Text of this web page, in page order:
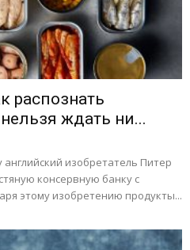
распознать
ждать ни...
изобретатель Питер
консервную банку с
этому изобретению продукты...